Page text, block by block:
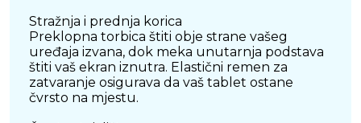
Stražnja i prednja korica
Preklopna torbica štiti obje strane vašeg
uređaja izvana, dok meka unutarnja podstava
štiti vaš ekran iznutra. Elastični remen za
zatvaranje osigurava da vaš tablet ostane
čvrsto na mjestu.